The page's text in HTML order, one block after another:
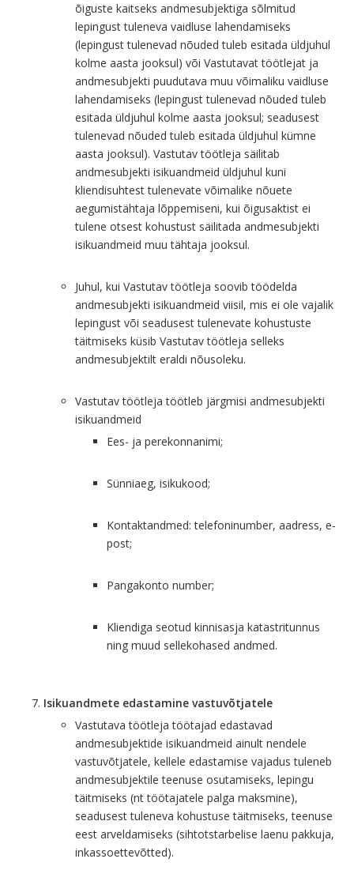
õiguste kaitseks andmesubjektiga sõlmitud
lepingust tuleneva vaidluse lahendamiseks
(lepingust tulenevad nõuded tuleb esitada üldjuhul
kolme aasta jooksul) või Vastutavat töötlejat ja
andmesubjekti puudutava muu võimaliku vaidluse
lahendamiseks (lepingust tulenevad nõuded tuleb
esitada üldjuhul kolme aasta jooksul; seadusest
tulenevad nõuded tuleb esitada üldjuhul kümne
aasta jooksul). Vastutav töötleja säilitab
andmesubjekti isikuandmeid üldjuhul kuni
kliendisuhtest tulenevate võimalike nõuete
aegumistähtaja lõppemiseni, kui õigusaktist ei
tulene otsest kohustust säilitada andmesubjekti
isikuandmeid muu tähtaja jooksul.
Juhul, kui Vastutav töötleja soovib töödelda
andmesubjekti isikuandmeid viisil, mis ei ole vajalik
lepingust või seadusest tulenevate kohustuste
täitmiseks küsib Vastutav töötleja selleks
andmesubjektilt eraldi nõusoleku.
Vastutav töötleja töötleb järgmisi andmesubjekti
isikuandmeid
Ees- ja perekonnanimi;
Sünniaeg, isikukood;
Kontaktandmed: telefoninumber, aadress, e-
post;
Pangakonto number;
Kliendiga seotud kinnisasja katastritunnus
ning muud sellekohased andmed.
Isikuandmete edastamine vastuvõtjatele
Vastutava töötleja töötajad edastavad
andmesubjektide isikuandmeid ainult nendele
vastuvõtjatele, kellele edastamise vajadus tuleneb
andmesubjektile teenuse osutamiseks, lepingu
täitmiseks (nt töötajatele palga maksmine),
seadusest tuleneva kohustuse täitmiseks, teenuse
eest arveldamiseks (sihtotstarbelise laenu pakkuja,
inkassoettevõtted).